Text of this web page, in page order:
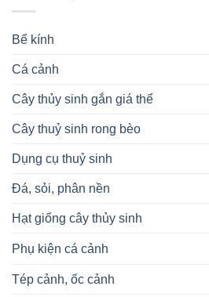
Bể kính
Cá cảnh
Cây thủy sinh gắn giá thể
Cây thuỷ sinh rong bèo
Dụng cụ thuỷ sinh
Đá, sỏi, phân nền
Hạt giống cây thủy sinh
Phụ kiện cá cảnh
Tép cảnh, ốc cảnh